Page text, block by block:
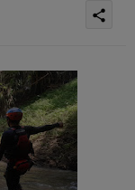
share